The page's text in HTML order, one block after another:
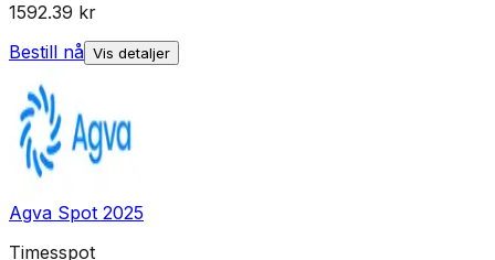
1592.39 kr
Bestill nå Vis detaljer
Agva Spot 2025
Timesspot